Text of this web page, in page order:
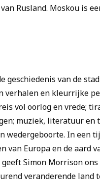
Rusland. Moskou is
geschiedenis van de
verhalen en kleurrijke
vol oorlog en vrede;
muziek, literatuur en
wedergeboorte. In een
van Europa en de aard
Simon Morrison
veranderende land